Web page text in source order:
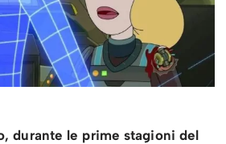
durante le prime stagioni del